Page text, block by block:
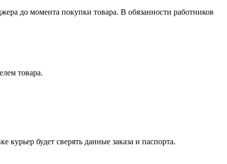
до момента покупки товара. В обязанности работников
товара.
будет сверять данные заказа и паспорта.